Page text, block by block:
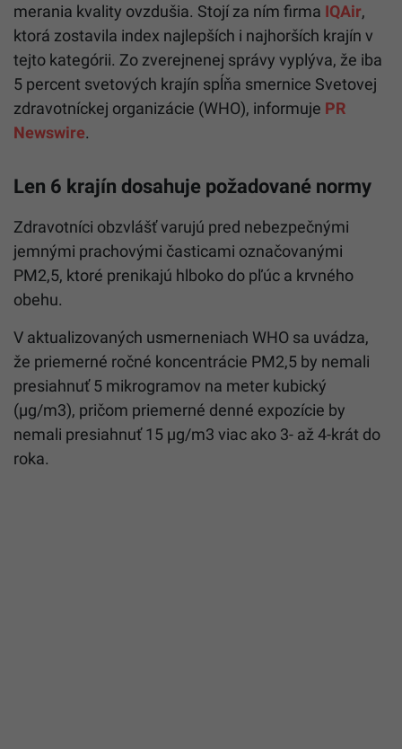
merania kvality ovzdušia. Stojí za ním firma IQAir,
ktorá zostavila index najlepších i najhorších krajín v
tejto kategórii. Zo zverejnenej správy vyplýva, že iba
5 percent svetových krajín spĺňa smernice Svetovej
zdravotníckej organizácie (WHO), informuje PR
Newswire.
Len 6 krajín dosahuje požadované normy
Zdravotníci obzvlášť varujú pred nebezpečnými
jemnými prachovými časticami označovanými
PM2,5, ktoré prenikajú hlboko do pľúc a krvného
obehu.
V aktualizovaných usmerneniach WHO sa uvádza,
že priemerné ročné koncentrácie PM2,5 by nemali
presiahnuť 5 mikrogramov na meter kubický
(µg/m3), pričom priemerné denné expozície by
nemali presiahnuť 15 µg/m3 viac ako 3- až 4-krát do
roka.